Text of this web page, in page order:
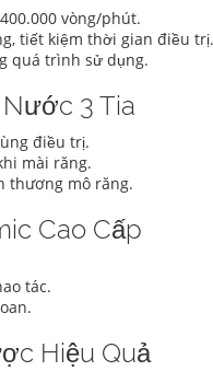
vòng/phút.
tiết kiệm thời gian điều trị.
quá trình sử dụng.
3 Tia
điều trị.
mài răng.
thương mô răng.
Cao Cấp
tác.
Hiệu Quả